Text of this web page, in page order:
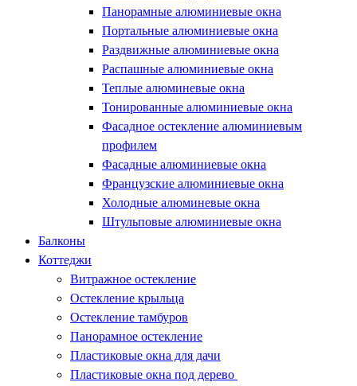
Панорамные алюминиевые окна
Портальные алюминиевые окна
Раздвижные алюминиевые окна
Распашные алюминиевые окна
Теплые алюминевые окна
Тонированные алюминиевые окна
Фасадное остекление алюминиевым
профилем
Фасадные алюминиевые окна
Французские алюминиевые окна
Холодные алюминевые окна
Штульповые алюминиевые окна
Балконы
Коттеджи
Витражное остекление
Остекление крыльца
Остекление тамбуров
Панорамное остекление
Пластиковые окна для дачи
Пластиковые окна под дерево